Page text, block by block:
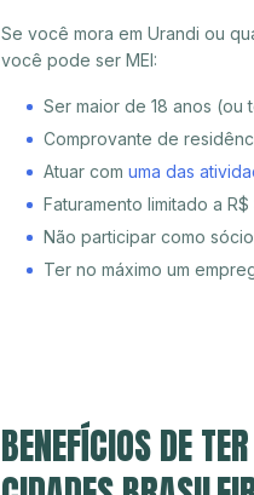
Se você mora em Urandi ou
você pode ser MEI:
Ser maior de 18 anos (ou
Comprovante de
Atuar com uma das
Faturamento limitado a
Não participar como
Ter no máximo um
BENEFÍCIOS DE